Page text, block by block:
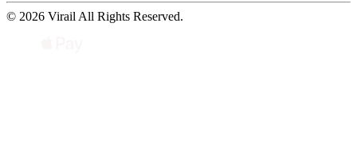
© 2026 Virail All Rights Reserved.